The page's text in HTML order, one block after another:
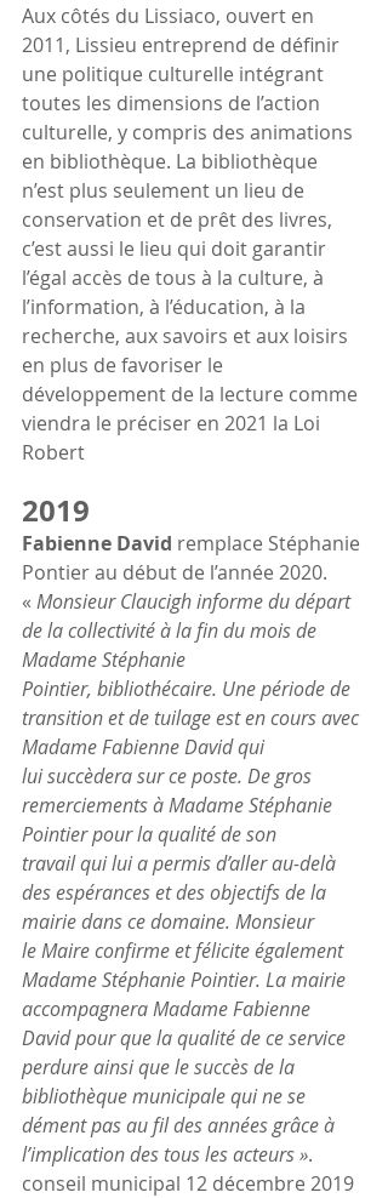
Aux côtés du Lissiaco, ouvert en
2011, Lissieu entreprend de définir
une politique culturelle intégrant
toutes les dimensions de l’action
culturelle, y compris des animations
en bibliothèque. La bibliothèque
n’est plus seulement un lieu de
conservation et de prêt des livres,
c’est aussi le lieu qui doit garantir
l’égal accès de tous à la culture, à
l’information, à l’éducation, à la
recherche, aux savoirs et aux loisirs
en plus de favoriser le
développement de la lecture comme
viendra le préciser en 2021 la Loi
Robert
2019
Fabienne David remplace Stéphanie
Pontier au début de l’année 2020.
« Monsieur Claucigh informe du départ
de la collectivité à la fin du mois de
Madame Stéphanie
Pointier, bibliothécaire. Une période de
transition et de tuilage est en cours avec
Madame Fabienne David qui
lui succèdera sur ce poste. De gros
remerciements à Madame Stéphanie
Pointier pour la qualité de son
travail qui lui a permis d’aller au-delà
des espérances et des objectifs de la
mairie dans ce domaine. Monsieur
le Maire confirme et félicite également
Madame Stéphanie Pointier. La mairie
accompagnera Madame Fabienne
David pour que la qualité de ce service
perdure ainsi que le succès de la
bibliothèque municipale qui ne se
dément pas au fil des années grâce à
l’implication des tous les acteurs ».
conseil municipal 12 décembre 2019